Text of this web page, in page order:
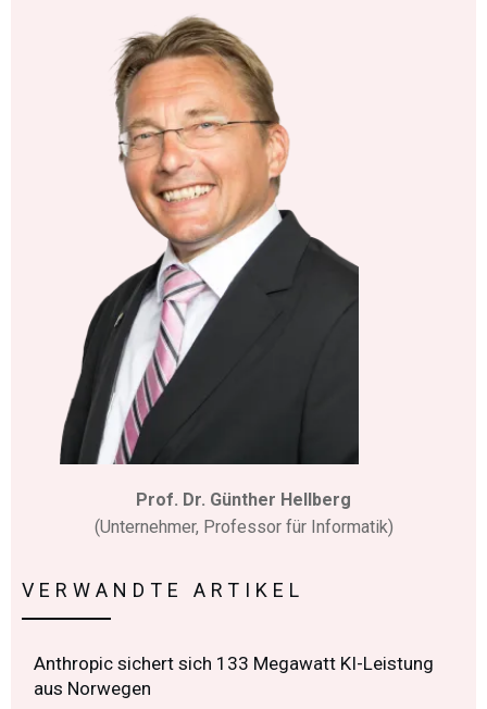
Prof. Dr. Günther Hellberg
(Unternehmer, Professor für Informatik)
VERWANDTE ARTIKEL
Anthropic sichert sich 133 Megawatt KI-Leistung
aus Norwegen